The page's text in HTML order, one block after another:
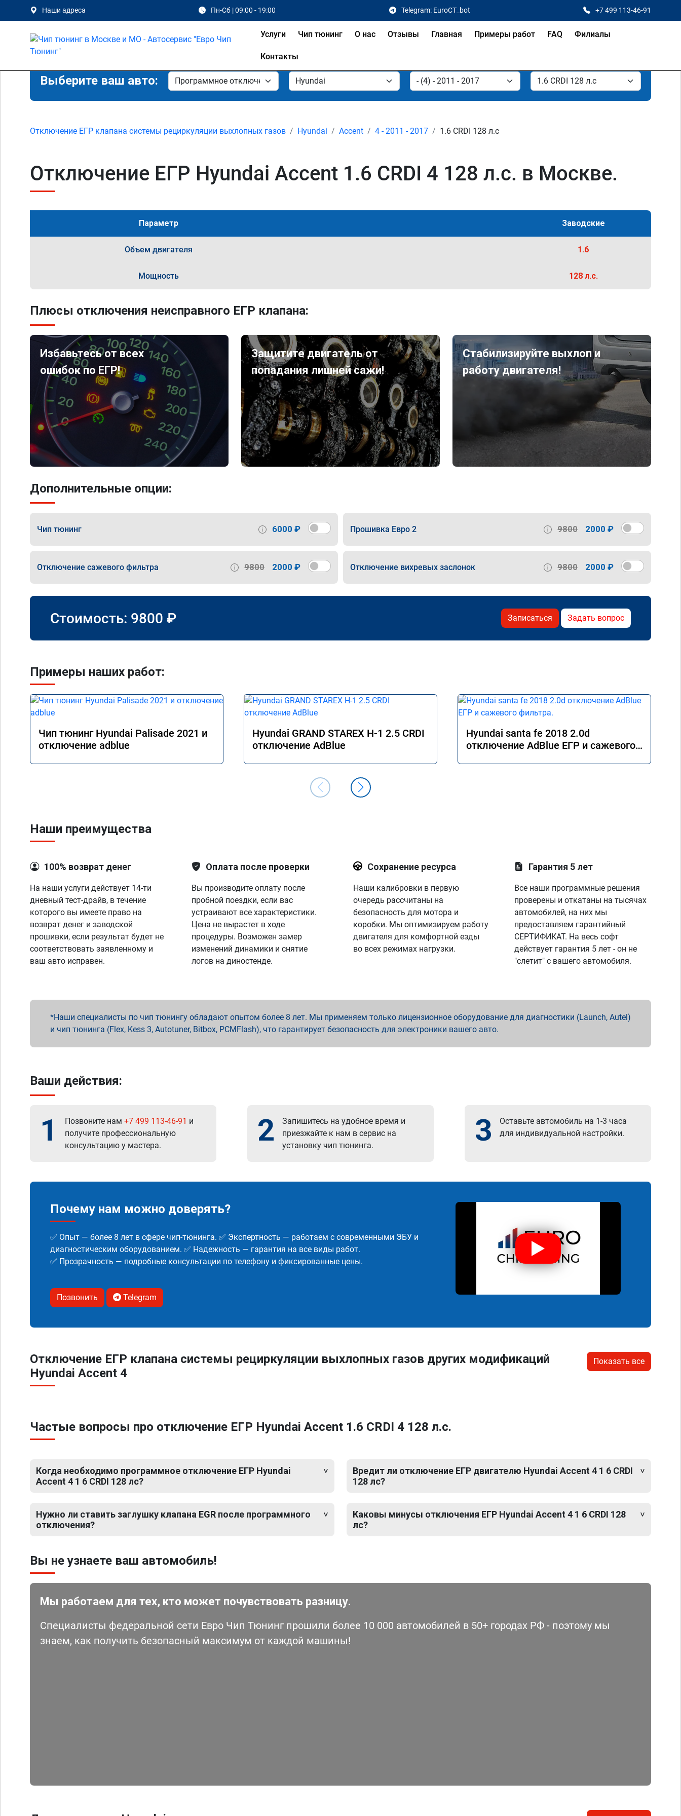
Наши адреса Пн-Сб | 09:00 - 19:00 Telegram: EuroCT_bot +7 499 113-46-91
Услуги Чип тюнинг О нас Отзывы Главная Примеры работ FAQ Филиалы
Контакты
Выберите ваш авто:
Отключение ЕГР клапана системы рециркуляции выхлопных газов Hyundai Accent 4 - 2011 - 2017 1.6 CRDI 128 л.с
Отключение ЕГР Hyundai Accent 1.6 CRDI 4 128 л.с. в Москве.
Параметр Заводские
Объем двигателя 1.6
Мощность 128 л.с.
Плюсы отключения неисправного ЕГР клапана:
Избавьтесь от всех
ошибок по ЕГР!
Защитите двигатель от
попадания лишней сажи!
Стабилизируйте выхлоп и
работу двигателя!
Дополнительные опции:
Чип тюнинг 6000 ₽ Прошивка Евро 2 9800 2000 ₽
Отключение сажевого фильтра 9800 2000 ₽ Отключение вихревых заслонок 9800 2000 ₽
Стоимость: 9800 ₽ Записаться Задать вопрос
Примеры наших работ:
Чип тюнинг Hyundai Palisade 2021 и
отключение adblue
Hyundai GRAND STAREX H-1 2.5 CRDI
отключение AdBlue
Hyundai santa fe 2018 2.0d
отключение AdBlue ЕГР и сажевого
Наши преимущества
100% возврат денег
На наши услуги действует 14-ти
дневный тест-драйв, в течение
которого вы имеете право на
возврат денег и заводской
прошивки, если результат будет не
соответствовать заявленному и
ваш авто исправен.
Оплата после проверки
Вы производите оплату после
пробной поездки, если вас
устраивают все характеристики.
Цена не вырастет в ходе
процедуры. Возможен замер
изменений динамики и снятие
логов на диностенде.
Сохранение ресурса
Наши калибровки в первую
очередь рассчитаны на
безопасность для мотора и
коробки. Мы оптимизируем работу
двигателя для комфортной езды
во всех режимах нагрузки.
Гарантия 5 лет
Все наши программные решения
проверены и откатаны на тысячах
автомобилей, на них мы
предоставляем гарантийный
СЕРТИФИКАТ. На весь софт
действует гарантия 5 лет - он не
"слетит" с вашего автомобиля.
Наши специалисты по чип тюнингу обладают опытом более 8 лет. Мы применяем только лицензионное оборудование для диагностики (Launch, Autel)
и чип тюнинга (Flex, Kess 3, Autotuner, Bitbox, PCMFlash), что гарантирует безопасность для электроники вашего авто.
Ваши действия:
1 Позвоните нам +7 499 113-46-91 и
получите профессиональную
консультацию у мастера.
2
Запишитесь на удобное время и
приезжайте к нам в сервис на
установку чип тюнинга.
3
Оставьте автомобиль на 1-3 часа
для индивидуальной настройки.
Почему нам можно доверять?
✅ Опыт — более 8 лет в сфере чип-тюнинга. ✅ Экспертность — работаем с современными ЭБУ и
диагностическим оборудованием. ✅ Надежность — гарантия на все виды работ.
✅ Прозрачность — подробные консультации по телефону и фиксированные цены.
Позвонить Telegram
Отключение ЕГР клапана системы рециркуляции выхлопных газов других модификаций
Hyundai Accent 4
Показать все
Частые вопросы про отключение ЕГР Hyundai Accent 1.6 CRDI 4 128 л.с.
Когда необходимо программное отключение ЕГР Hyundai
Accent 4 1 6 CRDI 128 лс?
Нужно ли ставить заглушку клапана EGR после программного
отключения?
Вредит ли отключение ЕГР двигателю Hyundai Accent 4 1 6 CRDI
128 лс?
Каковы минусы отключения ЕГР Hyundai Accent 4 1 6 CRDI 128
лс?
Вы не узнаете ваш автомобиль!
Мы работаем для тех, кто может почувствовать разницу.
Специалисты федеральной сети Евро Чип Тюнинг прошили более 10 000 автомобилей в 50+ городах РФ - поэтому мы
знаем, как получить безопасный максимум от каждой машины!